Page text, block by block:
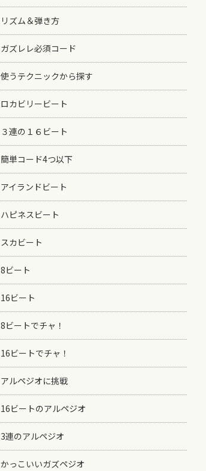
リズム＆弾き方
ガズレレ必須コード
使うテクニックから探す
ロカビリービート
３連の１６ビート
簡単コード4つ以下
アイランドビート
ハピネスビート
スカビート
8ビート
16ビート
8ビートでチャ！
16ビートでチャ！
アルペジオに挑戦
16ビートのアルペジオ
3連のアルペジオ
かっこいいガズペジオ